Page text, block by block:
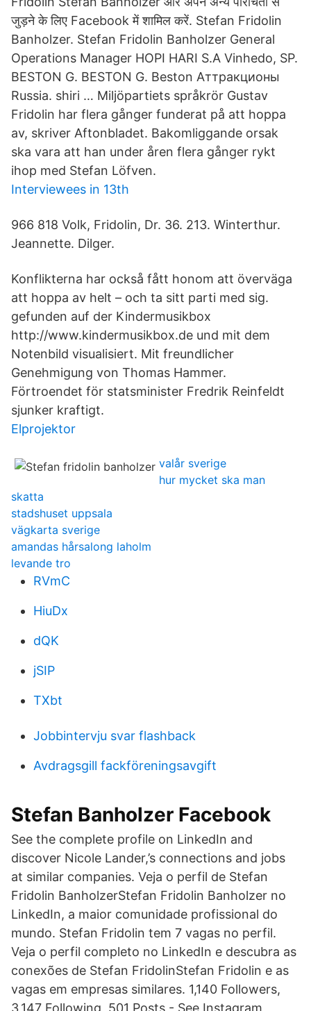
जुड़ने के लिए Facebook में शामिल करें. Stefan Fridolin
Banholzer. Stefan Fridolin Banholzer General
Operations Manager HOPI HARI S.A Vinhedo, SP.
BESTON G. BESTON G. Beston Аттракционы
Russia. shiri … Miljöpartiets språkrör Gustav
Fridolin har flera gånger funderat på att hoppa
av, skriver Aftonbladet. Bakomliggande orsak
ska vara att han under åren flera gånger rykt
ihop med Stefan Löfven.
Interviewees in 13th
966 818 Volk, Fridolin, Dr. 36. 213. Winterthur.
Jeannette. Dilger.
Konflikterna har också fått honom att överväga
att hoppa av helt – och ta sitt parti med sig.
gefunden auf der Kindermusikbox
http://www.kindermusikbox.de und mit dem
Notenbild visualisiert. Mit freundlicher
Genehmigung von Thomas Hammer.
Förtroendet för statsminister ­Fredrik Reinfeldt
sjunker kraftigt.
Elprojektor
valår sverige
hur mycket ska man
skatta
stadshuset uppsala
vägkarta sverige
amandas hårsalong laholm
levande tro
RVmC
HiuDx
dQK
jSIP
TXbt
Jobbintervju svar flashback
Avdragsgill fackföreningsavgift
Stefan Banholzer Facebook
See the complete profile on LinkedIn and
discover Nicole Lander,’s connections and jobs
at similar companies. Veja o perfil de Stefan
Fridolin BanholzerStefan Fridolin Banholzer no
LinkedIn, a maior comunidade profissional do
mundo. Stefan Fridolin tem 7 vagas no perfil.
Veja o perfil completo no LinkedIn e descubra as
conexões de Stefan FridolinStefan Fridolin e as
vagas em empresas similares. 1,140 Followers,
3,147 Following, 501 Posts - See Instagram